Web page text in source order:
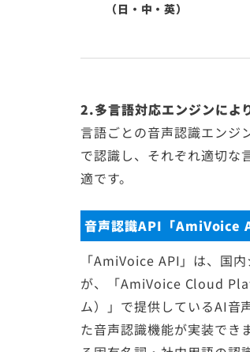
（日・中・英）
2.多言語対応エンジンによ
言語ごとの音声認識エンジ
で認識し、それぞれ適切な
適です。
音声認識API「AmiVoice
「AmiVoice API」は、国
が、「AmiVoice Cloud
ム）」で提供しているAI音
た音声認識機能が実装でき